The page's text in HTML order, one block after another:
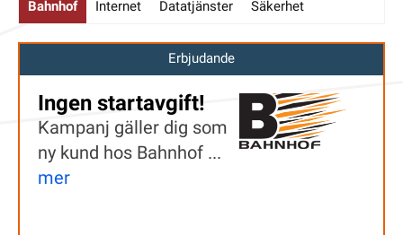
Bahnhof Internet Datatjänster Säkerhet
Erbjudande
Ingen startavgift!
Kampanj gäller dig som
ny kund hos Bahnhof ...
mer